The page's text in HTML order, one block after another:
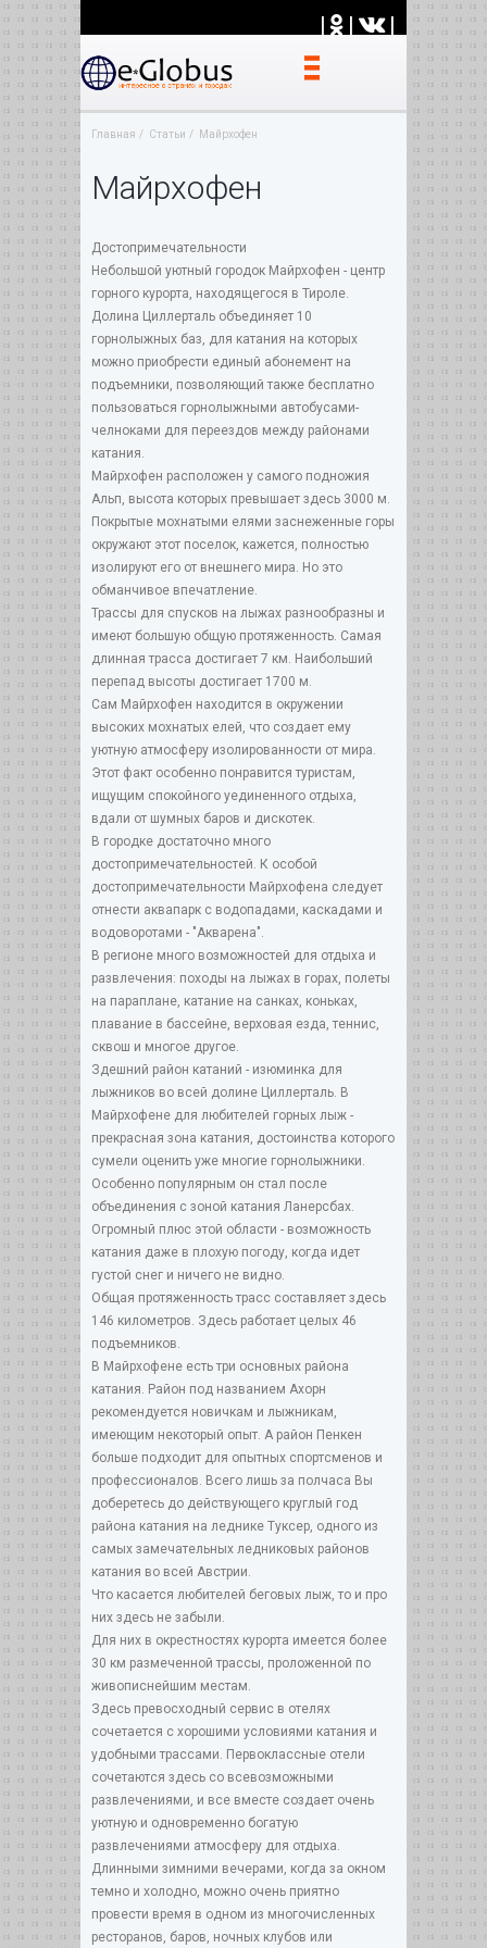
| | |
Главная Статьи Майрхофен
Майрхофен
Достопримечательности
Небольшой уютный городок Майрхофен - центр
горного курорта, находящегося в Тироле.
Долина Циллерталь объединяет 10
горнолыжных баз, для катания на которых
можно приобрести единый абонемент на
подъемники, позволяющий также бесплатно
пользоваться горнолыжными автобусами-
челноками для переездов между районами
катания.
Майрхофен расположен у самого подножия
Альп, высота которых превышает здесь 3000 м.
Покрытые мохнатыми елями заснеженные горы
окружают этот поселок, кажется, полностью
изолируют его от внешнего мира. Но это
обманчивое впечатление.
Трассы для спусков на лыжах разнообразны и
имеют большую общую протяженность. Самая
длинная трасса достигает 7 км. Наибольший
перепад высоты достигает 1700 м.
Сам Майрхофен находится в окружении
высоких мохнатых елей, что создает ему
уютную атмосферу изолированности от мира.
Этот факт особенно понравится туристам,
ищущим спокойного уединенного отдыха,
вдали от шумных баров и дискотек.
В городке достаточно много
достопримечательностей. К особой
достопримечательности Майрхофена следует
отнести аквапарк с водопадами, каскадами и
водоворотами - "Акварена".
В регионе много возможностей для отдыха и
развлечения: походы на лыжах в горах, полеты
на параплане, катание на санках, коньках,
плавание в бассейне, верховая езда, теннис,
сквош и многое другое.
Здешний район катаний - изюминка для
лыжников во всей долине Циллерталь. В
Майрхофене для любителей горных лыж -
прекрасная зона катания, достоинства которого
сумели оценить уже многие горнолыжники.
Особенно популярным он стал после
объединения с зоной катания Ланерсбах.
Огромный плюс этой области - возможность
катания даже в плохую погоду, когда идет
густой снег и ничего не видно.
Общая протяженность трасс составляет здесь
146 километров. Здесь работает целых 46
подъемников.
В Майрхофене есть три основных района
катания. Район под названием Ахорн
рекомендуется новичкам и лыжникам,
имеющим некоторый опыт. А район Пенкен
больше подходит для опытных спортсменов и
профессионалов. Всего лишь за полчаса Вы
доберетесь до действующего круглый год
района катания на леднике Туксер, одного из
самых замечательных ледниковых районов
катания во всей Австрии.
Что касается любителей беговых лыж, то и про
них здесь не забыли.
Для них в окрестностях курорта имеется более
30 км размеченной трассы, проложенной по
живописнейшим местам.
Здесь превосходный сервис в отелях
сочетается с хорошими условиями катания и
удобными трассами. Первоклассные отели
сочетаются здесь со всевозможными
развлечениями, и все вместе создает очень
уютную и одновременно богатую
развлечениями атмосферу для отдыха.
Длинными зимними вечерами, когда за окном
темно и холодно, можно очень приятно
провести время в одном из многочисленных
ресторанов, баров, ночных клубов или